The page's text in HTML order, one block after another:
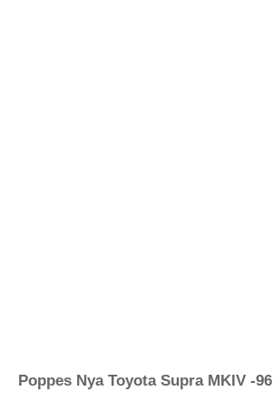
Poppes Nya Toyota Supra MKIV -96